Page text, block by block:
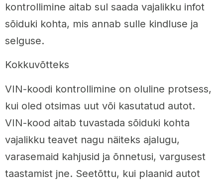
kontrollimine aitab sul saada vajalikku infot
sõiduki kohta, mis annab sulle kindluse ja
selguse.
Kokkuvõtteks
VIN-koodi kontrollimine on oluline protsess,
kui oled otsimas uut või kasutatud autot.
VIN-kood aitab tuvastada sõiduki kohta
vajalikku teavet nagu näiteks ajalugu,
varasemaid kahjusid ja õnnetusi, vargusest
taastamist jne. Seetõttu, kui plaanid autot